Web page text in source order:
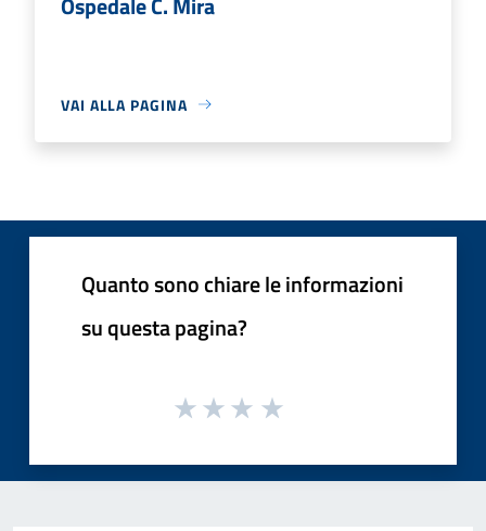
VAI ALLA PAGINA
Quanto sono chiare le informazioni
su questa pagina?